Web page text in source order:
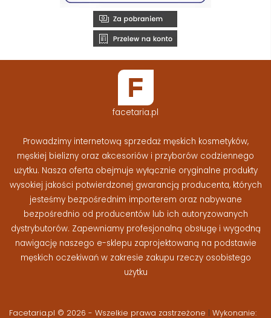
facetaria.pl
Prowadzimy internetową sprzedaż męskich kosmetyków,
męskiej bielizny oraz akcesoriów i przyborów codziennego
użytku. Nasza oferta obejmuje wyłącznie oryginalne produkty
wysokiej jakości potwierdzonej gwarancją producenta, których
jesteśmy bezpośrednim importerem oraz nabywane
bezpośrednio od producentów lub ich autoryzowanych
dystrybutorów. Zapewniamy profesjonalną obsługę i wygodną
nawigację naszego e-sklepu zaprojektowaną na podstawie
męskich oczekiwań w zakresie zakupu rzeczy osobistego
użytku
Facetaria.pl © 2026 - Wszelkie prawa zastrzeżone | Wykonanie: